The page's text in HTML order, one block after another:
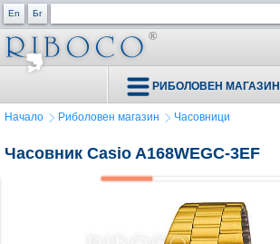
En Бг
РИБОЛОВЕН МАГАЗИН
Начало Риболовен магазин Часовници
Часовник Casio A168WEGC-3EF